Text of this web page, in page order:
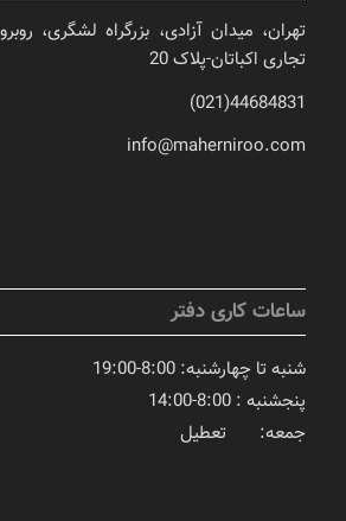
تهران، میدان آزادی، بزرگراه لشگری،
تجاری اکباتان-پلاک 20
44684831(021)
info@maherniroo.com
ساعات کاری دفتر
شنبه تا چهارشنبه: 8:00-19:00
پنجشنبه : 8:00-14:00
جمعه: تعطیل